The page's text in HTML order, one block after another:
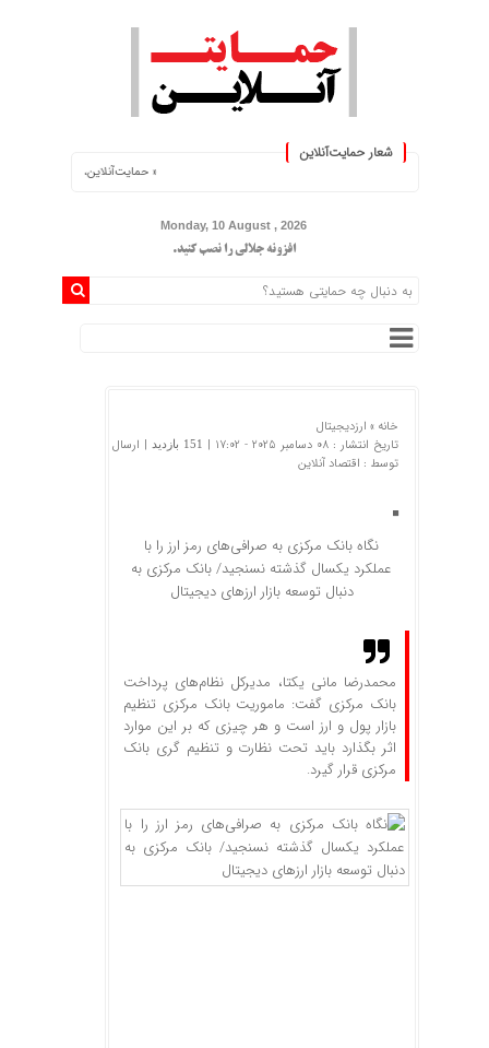
شعار حمایت‌آنلاین
« حمایت‌آنلاین، حامی همه مردم ایران »
Monday, 10 August , 2026
افزونه جلالی را نصب کنید.
خانه » ارزدیجیتال
تاریخ انتشار : 08 دسامبر 2025 - 17:02 |
151 بازدید
| ارسال
توسط : اقتصاد آنلاین
نگاه بانک مرکزی به صرافی‌های رمز ارز را با
عملکرد یکسال گذشته نسنجید/ بانک مرکزی به
دنبال توسعه بازار ارزهای دیجیتال
محمدرضا مانی یکتا، مدیرکل نظام‌های پرداخت
بانک مرکزی گفت: ماموریت بانک مرکزی تنظیم
بازار پول و ارز است و هر چیزی که بر این موارد
اثر بگذارد باید تحت نظارت و تنظیم گری بانک
مرکزی قرار گیرد.